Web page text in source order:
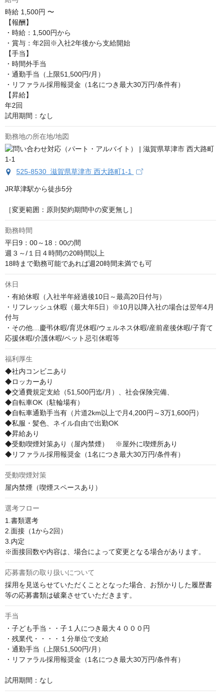
時給 1,500円 〜
【報酬】
・時給：1,500円から
・賞与：年2回※入社2年後から支給開始
【手当】
・時間外手当
・通勤手当（上限51,500円/月）
・リファラル採用報奨金（1名につき最大30万円/条件有）
【昇給】
年2回
試用期間：なし
勤務地の所在地/地図
525-8530 滋賀県草津市 西大路町1-1
JR草津駅から徒歩5分
［変更範囲：原則契約期間中の変更無し］
勤務時間
平日9：00～18：00の間
週３～/１日４時間の20時間以上
18時まで勤務可能であれば週20時間未満でも可
休日
・有給休暇（入社半年経過後10日～最高20日付与）
・リフレッシュ休暇（最大年5日）※10月以降入社の場合は翌年4月
付与
・その他…慶弔休暇/育児休暇/ウェルネス休暇/産前産後休暇/子育て
応援休暇/介護休暇/ペット忌引休暇等
福利厚生
◆社内コンビニあり
◆ロッカーあり
◆交通費規定支給（51,500円迄/月）、社会保険完備、
◆自転車OK（駐輪場有）
◆自転車通勤手当有（片道2km以上で月4,200円～3万1,600円）
◆私服・髪色、ネイル自由で出勤OK
◆昇給あり
◆受動喫煙対策あり（屋内禁煙）　※屋外に喫煙所あり
◆リファラル採用報奨金（1名につき最大30万円/条件有）
受動喫煙対策
屋内禁煙（喫煙スペースあり）
選考フロー
1.書類選考
2.面接（1から2回）
3.内定
※面接回数や内容は、場合によって変更となる場合があります。
応募書類の取り扱いについて
採用を見送らせていただくこととなった場合、お預かりした履歴書
等の応募書類は破棄させていただきます。
手当
・子ども手当・・子１人につき最大４０００円
・残業代・・・・１分単位で支給
・通勤手当（上限51,500円/月）
・リファラル採用報奨金（1名につき最大30万円/条件有）
試用期間：なし